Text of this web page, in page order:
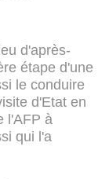
d'après-
étape d'une
le conduire
d'Etat en
l'AFP à
qui l'a